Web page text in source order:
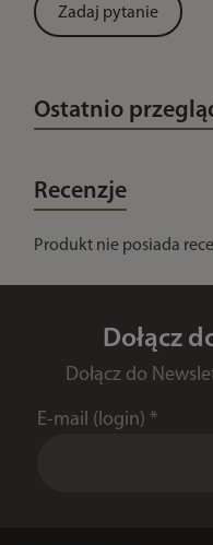
Zadaj pytanie
Ostatnio
Recenzje
Produkt nie posiada
Dołącz
Dołącz do
E-mail (login) *